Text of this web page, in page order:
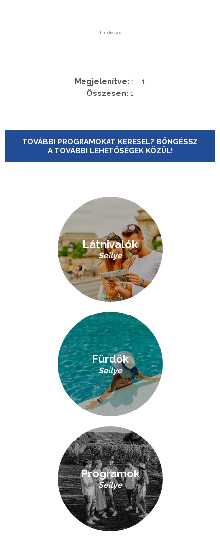
Hirdetés
Megjelenítve: 1 - 1
Összesen: 1
TOVÁBBI PROGRAMOKAT KERESEL? BÖNGÉSSZ
A TOVÁBBI LEHETŐSÉGEK KÖZÜL!
Látnivalók
Sellye
Fürdők
Sellye
Programok
Sellye